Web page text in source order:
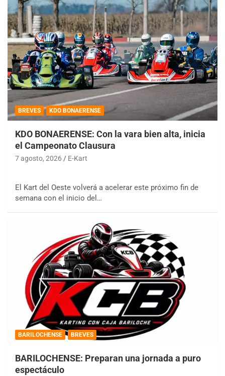
BREVES KDO BONAERENSE
KDO BONAERENSE: Con la vara bien alta, inicia
el Campeonato Clausura
7 agosto, 2026 E-Kart
El Kart del Oeste volverá a acelerar este próximo fin de
semana con el inicio del…
BARILOCHENSE BREVES
BARILOCHENSE: Preparan una jornada a puro
espectáculo